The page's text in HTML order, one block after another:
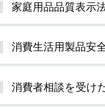
家庭用品品質表示
消費生活用製品安
消費者相談を受け